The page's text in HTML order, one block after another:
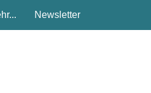
Newsletter